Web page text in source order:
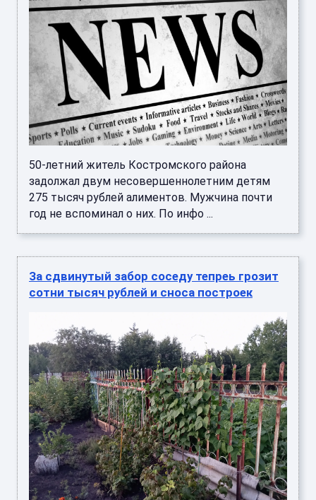
50-летний житель Костромского района
задолжал двум несовершеннолетним детям
275 тысяч рублей алиментов. Мужчина почти
год не вспоминал о них. По инфо ...
За сдвинутый забор соседу тепреь грозит
сотни тысяч рублей и сноса построек